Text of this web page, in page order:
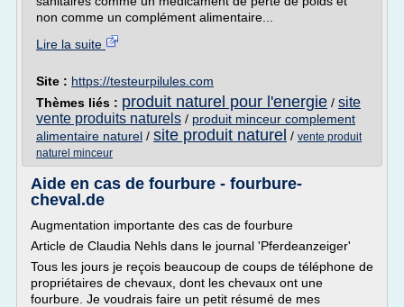
non comme un complément alimentaire...
Lire la suite
Site : https://testeurpilules.com
Thèmes liés : produit naturel pour l'energie / site
vente produits naturels / produit minceur complement
alimentaire naturel / site produit naturel / vente produit
naturel minceur
Aide en cas de fourbure - fourbure-
cheval.de
Augmentation importante des cas de fourbure
Article de Claudia Nehls dans le journal 'Pferdeanzeiger'
Tous les jours je reçois beaucoup de coups de téléphone de
propriétaires de chevaux, dont les chevaux ont une
fourbure. Je voudrais faire un petit résumé de mes